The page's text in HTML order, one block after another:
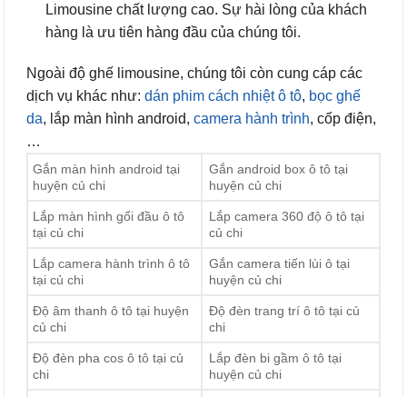
Limousine chất lượng cao. Sự hài lòng của khách
hàng là ưu tiên hàng đầu của chúng tôi.
Ngoài độ ghế limousine, chúng tôi còn cung cáp các
dịch vụ khác như: dán phim cách nhiệt ô tô, bọc ghế
da, lắp màn hình android, camera hành trình, cốp điện,
…
Gắn màn hình android tại
huyện củ chi
Gắn android box ô tô tại
huyện củ chi
Lắp màn hình gối đầu ô tô
tại củ chi
Lắp camera 360 độ ô tô tại
củ chi
Lắp camera hành trình ô tô
tại củ chi
Gắn camera tiến lùi ô tại
huyện củ chi
Độ âm thanh ô tô tại huyện
củ chi
Độ đèn trang trí ô tô tại củ
chi
Độ đèn pha cos ô tô tại củ
chi
Lắp đèn bi gầm ô tô tại
huyện củ chi